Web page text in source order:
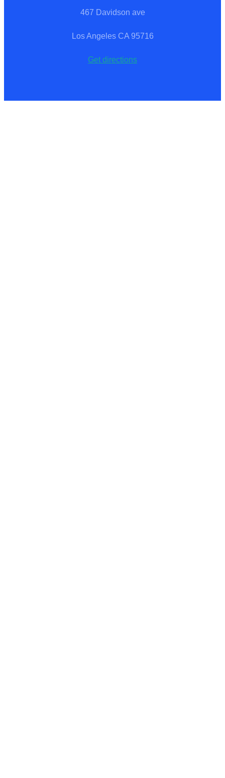
467 Davidson ave
Los Angeles CA 95716
Get directions